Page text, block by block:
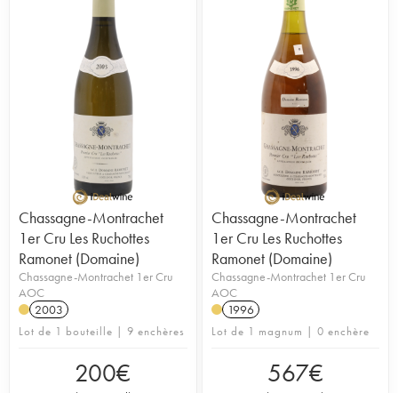
Chassagne-Montrachet
1er Cru Les Ruchottes
Ramonet (Domaine)
Chassagne-Montrachet 1er Cru
AOC
2003
Lot de 1 bouteille | 9 enchères
200€
Chassagne-Montrachet
1er Cru Les Ruchottes
Ramonet (Domaine)
Chassagne-Montrachet 1er Cru
AOC
1996
Lot de 1 magnum | 0 enchère
567€